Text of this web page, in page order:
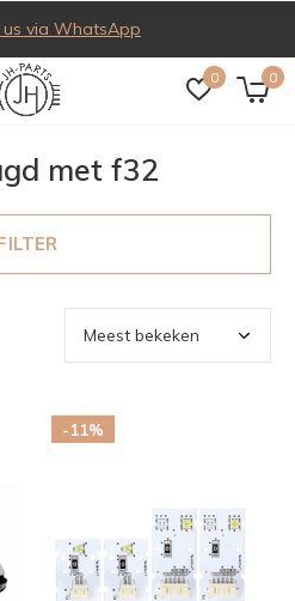
0 0
WhatsApp
met f32
-11%